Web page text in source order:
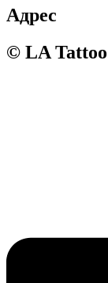
Адрес
© LA